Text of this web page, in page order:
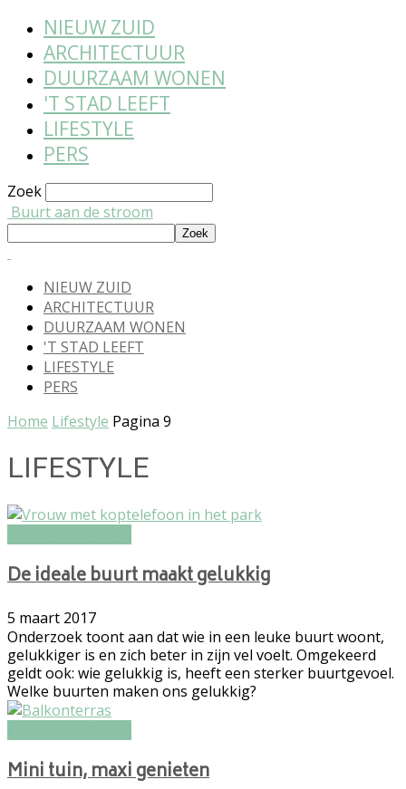
NIEUW ZUID
ARCHITECTUUR
DUURZAAM WONEN
'T STAD LEEFT
LIFESTYLE
PERS
Zoek
Buurt aan de stroom
NIEUW ZUID
ARCHITECTUUR
DUURZAAM WONEN
'T STAD LEEFT
LIFESTYLE
PERS
Home Lifestyle Pagina 9
LIFESTYLE
De ideale buurt maakt gelukkig
5 maart 2017
Onderzoek toont aan dat wie in een leuke buurt woont,
gelukkiger is en zich beter in zijn vel voelt. Omgekeerd
geldt ook: wie gelukkig is, heeft een sterker buurtgevoel.
Welke buurten maken ons gelukkig?
Mini tuin, maxi genieten